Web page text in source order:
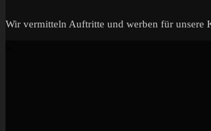
Wir vermitteln Auftritte und werben für unsere